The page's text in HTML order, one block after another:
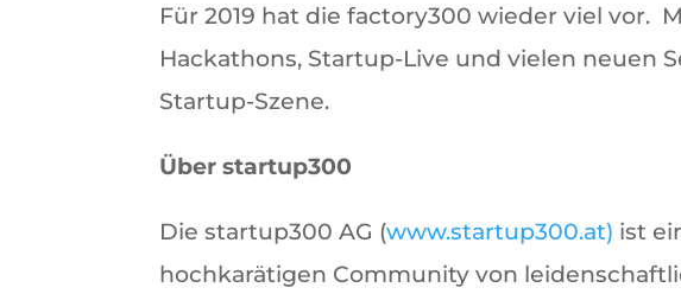
Für 2019 hat die factory300 wieder viel
Hackathons, Startup-Live und vielen neuen
Startup-Szene.
Über startup300
Die startup300 AG (www.startup300.at) ist
hochkarätigen Community von